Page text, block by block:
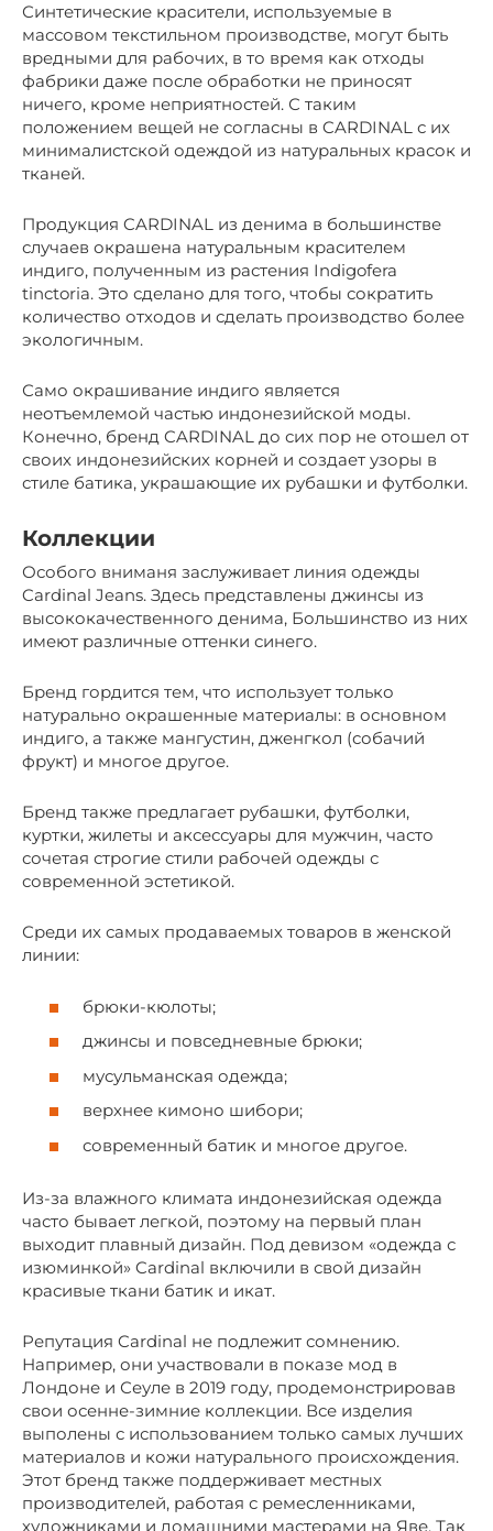
Синтетические красители, используемые в
массовом текстильном производстве, могут быть
вредными для рабочих, в то время как отходы
фабрики даже после обработки не приносят
ничего, кроме неприятностей. С таким
положением вещей не согласны в CARDINAL с их
минималистской одеждой из натуральных красок и
тканей.
Продукция CARDINAL из денима в большинстве
случаев окрашена натуральным красителем
индиго, полученным из растения Indigofera
tinctoria. Это сделано для того, чтобы сократить
количество отходов и сделать производство более
экологичным.
Само окрашивание индиго является
неотъемлемой частью индонезийской моды.
Конечно, бренд CARDINAL до сих пор не отошел от
своих индонезийских корней и создает узоры в
стиле батика, украшающие их рубашки и футболки.
Коллекции
Особого вниманя заслуживает линия одежды
Cardinal Jeans. Здесь представлены джинсы из
высококачественного денима, Большинство из них
имеют различные оттенки синего.
Бренд гордится тем, что использует только
натурально окрашенные материалы: в основном
индиго, а также мангустин, дженгкол (собачий
фрукт) и многое другое.
Бренд также предлагает рубашки, футболки,
куртки, жилеты и аксессуары для мужчин, часто
сочетая строгие стили рабочей одежды с
современной эстетикой.
Среди их самых продаваемых товаров в женской
линии:
брюки-кюлоты;
джинсы и повседневные брюки;
мусульманская одежда;
верхнее кимоно шибори;
современный батик и многое другое.
Из-за влажного климата индонезийская одежда
часто бывает легкой, поэтому на первый план
выходит плавный дизайн. Под девизом «одежда с
изюминкой» Cardinal включили в свой дизайн
красивые ткани батик и икат.
Репутация Cardinal не подлежит сомнению.
Например, они участвовали в показе мод в
Лондоне и Сеуле в 2019 году, продемонстрировав
свои осенне-зимние коллекции. Все изделия
выполены с использованием только самых лучших
материалов и кожи натурального происхождения.
Этот бренд также поддерживает местных
производителей, работая с ремесленниками,
художниками и домашними мастерами на Яве. Так